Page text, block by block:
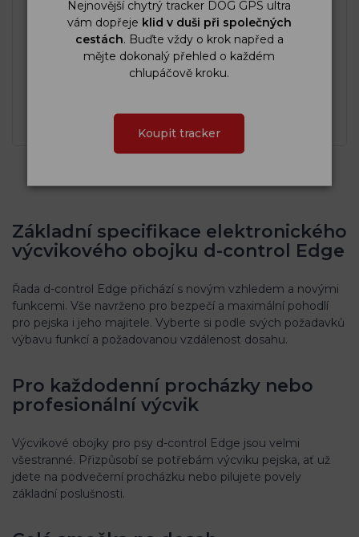
Nejnovější chytrý tracker DOG GPS ultra
vám dopřeje klid v duši při společných
cestách. Buďte vždy o krok napřed a
mějte dokonalý přehled o každém
chlupáčově kroku.
Koupit tracker
Základní specifikace elektronického
výcvikového obojku d-control Edge
Řada d-control Edge přichází s novým vzhledem a novými
funkcemi. Vše navrženo pro bezpečí a maximální pohodlí
pro pejska i jeho majitele. Vyberte si podle svých požadavků
výbavu funkcí a požadovanou vzdálenost dosahu.
Pro každodenní procházky nebo
profesionální výcvik
Výcvikové obojky pro psy d-control Edge jsou velmi
všestranné. Přizpůsobí se potřebám výcviku pejska, ať už
jdete na podvečerní procházku nebo pilujete povely
základní poslušnosti.